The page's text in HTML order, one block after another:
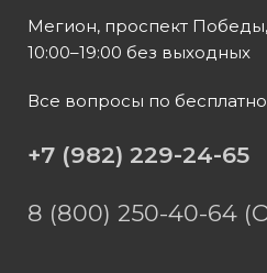
Мегион, проспект Победы,
10:00–19:00 без выходных
Все вопросы по
+7 (982) 229-24-65
8 (800) 250-40-64